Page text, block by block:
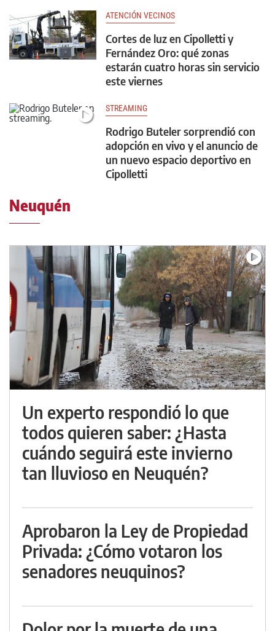
ATENCIÓN VECINOS
Cortes de luz en Cipolletti y
Fernández Oro: qué zonas
estarán cuatro horas sin servicio
este viernes
STREAMING
Rodrigo Buteler sorprendió con
adopción en vivo y el anuncio de
un nuevo espacio deportivo en
Cipolletti
Neuquén
Un experto respondió lo que
todos quieren saber: ¿Hasta
cuándo seguirá este invierno
tan lluvioso en Neuquén?
Aprobaron la Ley de Propiedad
Privada: ¿Cómo votaron los
senadores neuquinos?